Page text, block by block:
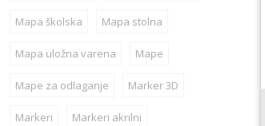
Mapa školska Mapa stolna
Mapa uložna varena Mape
Mape za odlaganje Marker 3D
Markeri Markeri akrilni